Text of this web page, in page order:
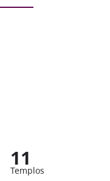
11
Templos